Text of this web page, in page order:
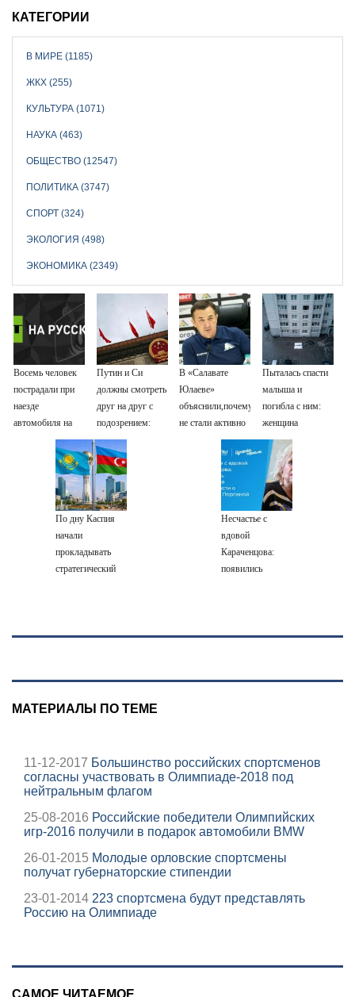
КАТЕГОРИИ
В МИРЕ (1185)
ЖКХ (255)
КУЛЬТУРА (1071)
НАУКА (463)
ОБЩЕСТВО (12547)
ПОЛИТИКА (3747)
СПОРТ (324)
ЭКОЛОГИЯ (498)
ЭКОНОМИКА (2349)
Восемь человек
пострадали при
наезде
автомобиля на
пешеходов в
Путин и Си
должны смотреть
друг на друг с
подозрением:
Зеленский
поставил задачу
своим
дипломатам
В «Салавате
Юлаеве»
объяснили,почему
не стали активно
подписывать
межсезонье
Пыталась спасти
малыша и
погибла с ним:
женщина
разбилась
насмерть на
глазах у детей
06/08/2026 –
Новости
По дну Каспия
начали
прокладывать
стратегический
Несчастье с
вдовой
Караченцова:
появились
Поргиной
МАТЕРИАЛЫ ПО ТЕМЕ
11-12-2017 Большинство российских спортсменов
согласны участвовать в Олимпиаде-2018 под
нейтральным флагом
25-08-2016 Российские победители Олимпийских
игр-2016 получили в подарок автомобили BMW
26-01-2015 Молодые орловские спортсмены
получат губернаторские стипендии
23-01-2014 223 спортсмена будут представлять
Россию на Олимпиаде
САМОЕ ЧИТАЕМОЕ